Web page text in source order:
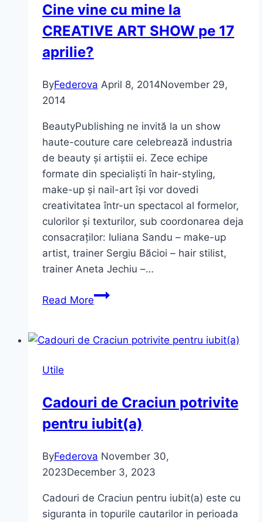
Cine vine cu mine la
CREATIVE ART SHOW pe 17
aprilie?
ByFederova April 8, 2014November 29,
2014
BeautyPublishing ne invită la un show
haute-couture care celebrează industria
de beauty și artiștii ei. Zece echipe
formate din specialiști în hair-styling,
make-up și nail-art își vor dovedi
creativitatea într-un spectacol al formelor,
culorilor și texturilor, sub coordonarea deja
consacraților: Iuliana Sandu – make-up
artist, trainer Sergiu Băcioi – hair stilist,
trainer Aneta Jechiu –…
Read MoreCine
mine
SHOW
pe
aprilie?
Utile
Cadouri de Craciun potrivite
pentru iubit(a)
ByFederova November 30,
2023December 3, 2023
Cadouri de Craciun pentru iubit(a) este cu
siguranta in topurile cautarilor in perioada